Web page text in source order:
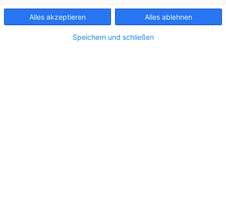
Alles akzeptieren Alles ablehnen
Speichern und schließen